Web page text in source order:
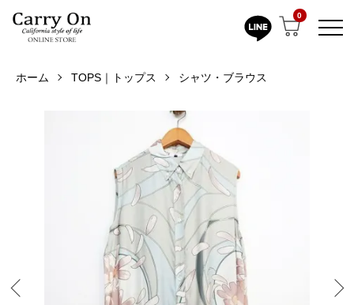
0
ホーム TOPS｜トップス シャツ・ブラウス